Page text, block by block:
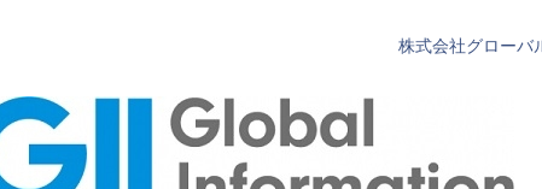
株式会社グローバ